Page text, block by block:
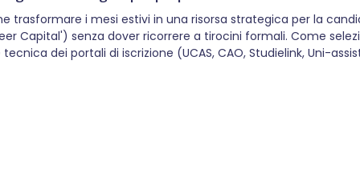
trasformare i mesi estivi in una risorsa strategica per la
Capital') senza dover ricorrere a tirocini formali. Come
dei portali di iscrizione (UCAS, CAO, Studielink, Uni-
universitaria all'estero". Durante l’estate, mentre
Poi arriva settembre: i...